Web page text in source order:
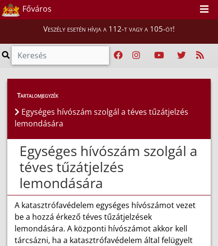
Főváros
Veszély esetén hívja a 112-t vagy a 105-öt!
GYIK > Tűzjelzés, téves jelzés
Tartalomjegyzék
Egységes hívószám szolgál a téves tűzátjelzés
lemondására
Egységes hívószám szolgál a
téves tűzátjelzés
lemondására
A katasztrófavédelem egységes hívószámot vezet
be a hozzá érkező téves tűzátjelzések
lemondására. A központi hívószámot akkor kell
tárcsázni, ha a katasztrófavédelem által felügyelt